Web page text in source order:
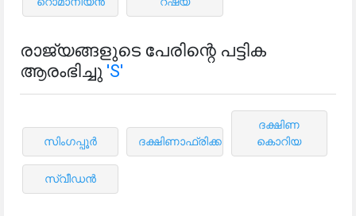
രാജ്യങ്ങളുടെ പേരിന്റെ പട്ടിക
ആരംഭിച്ചു 'S'
സിംഗപ്പൂർ ദക്ഷിണാഫ്രിക്ക
ദക്ഷിണ
കൊറിയ
സ്വീഡൻ